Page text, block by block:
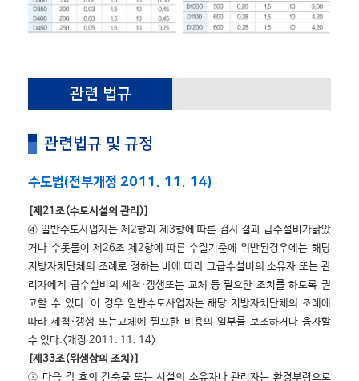
관련 법규
관련법규 및 규정
수도법(전부개정 2011. 11. 14)
[제21조(수도시설의 관리)]
④ 일반수도사업자는 제2항과 제3항에 따른 검사 결과 급수설비가낡았
거나 수돗물이 제26조 제2항에 따른 수질기준에 위반된경우에는 해당
지방자치단체의 조례로 정하는 바에 따라 그급수설비의 소유자 또는 관
리자에게 급수설비의 세척·갱생또는 교체 등 필요한 조치를 하도록 권
고할 수 있다. 이 경우 일반수도사업자는 해당 지방자치단체의 조례에
따라 세척·갱생 또는교체에 필요한 비용의 일부를 보조하거나 융자할
수 있다.<개정 2011. 11. 14>
[제33조(위생상의 조치)]
③ 다음 각 호의 건축물 또는 시설의 소유자나 관리자는 환경부령으로